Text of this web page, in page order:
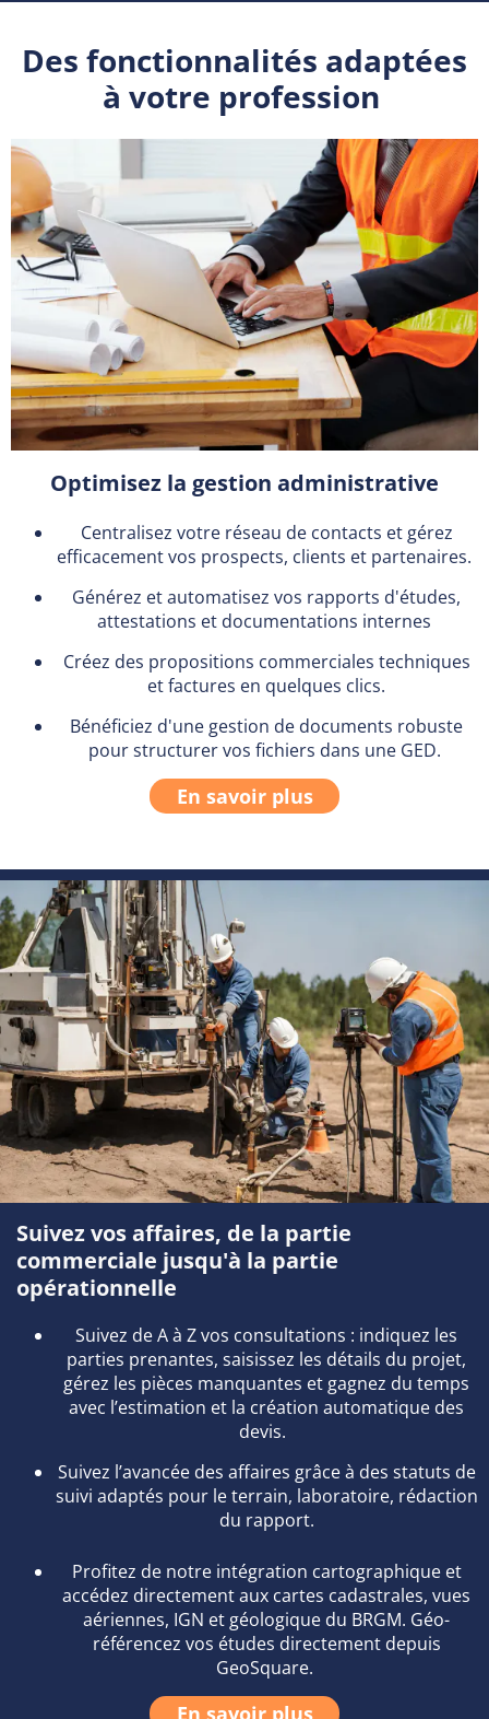
Des fonctionnalités adaptées
à votre profession
Optimisez la gestion administrative
Centralisez votre réseau de contacts et gérez
efficacement vos prospects, clients et partenaires.
Générez et automatisez vos rapports d'études,
attestations et documentations internes
Créez des propositions commerciales techniques
et factures en quelques clics.
Bénéficiez d'une gestion de documents robuste
pour structurer vos fichiers dans une GED.
En savoir plus
Suivez vos affaires, de la partie
commerciale jusqu'à la partie
opérationnelle
Suivez de A à Z vos consultations : indiquez les
parties prenantes, saisissez les détails du projet,
gérez les pièces manquantes et gagnez du temps
avec l’estimation et la création automatique des
devis.
Suivez l’avancée des affaires grâce à des statuts de
suivi adaptés pour le terrain, laboratoire, rédaction
du rapport.
Profitez de notre intégration cartographique et
accédez directement aux cartes cadastrales, vues
aériennes, IGN et géologique du BRGM. Géo-
référencez vos études directement depuis
GeoSquare.